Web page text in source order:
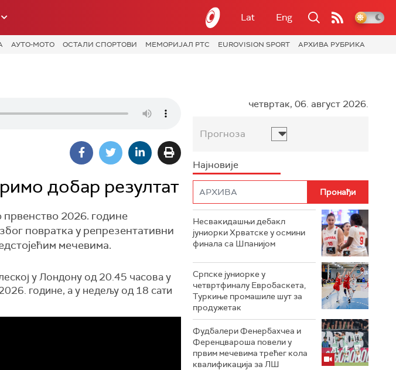
Lat Eng
АУТО-МОТО ОСТАЛИ СПОРТОВИ МЕМОРИЈАЛ РТС EUROVISION SPORT АРХИВА РУБРИКА
добар резултат
првенство 2026. године
повратка у репрезентативни
мечевима.
у Лондону од 20.45 часова у
године, а у недељу од 18 сати
четвртак, 06. август 2026.
Прогноза
Најновије
Несвакидашњи дебакл
јуниорки Хрватске у осмини
финала са Шпанијом
Српске јуниорке у
четвртфиналу Евробаскета,
Туркиње промашиле шут за
продужетак
Фудбалери Фенербахчеа и
Ференцвароша повели у
првим мечевима трећег кола
квалификација за ЛШ